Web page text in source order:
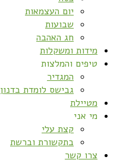
יום העצמאות
שבועות
חג האהבה
מידות ומשקלות
טיפים והמלצות
המגדיר
גבישס לומדת בדנון
מטיילת
מי אני
קצת עלי
בתקשורת וברשת
צרו קשר